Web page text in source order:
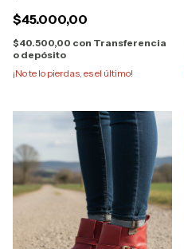
$45.000,00
$40.500,00 con Transferencia
o depósito
¡No te lo pierdas, es el último!